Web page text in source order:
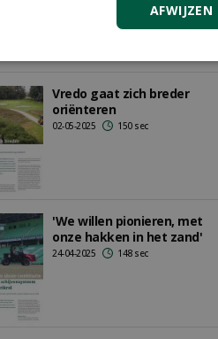
Vredo gaat zich breder
oriënteren
02-05-2025 150 sec
'We willen pionieren, met
onze hakken in het zand'
24-04-2025 148 sec
AFWIJZEN